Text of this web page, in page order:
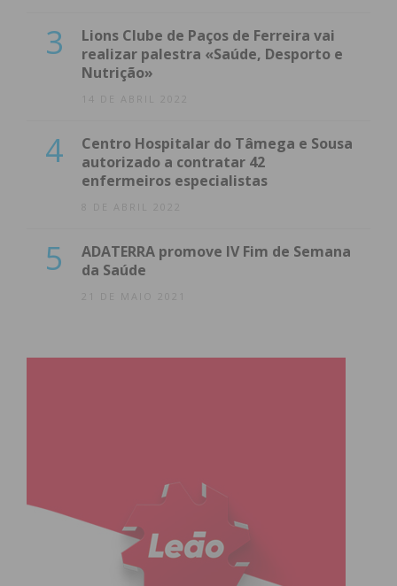
3
Lions Clube de Paços de Ferreira vai
realizar palestra «Saúde, Desporto e
Nutrição»
14 DE ABRIL 2022
4
Centro Hospitalar do Tâmega e Sousa
autorizado a contratar 42
enfermeiros especialistas
8 DE ABRIL 2022
5
ADATERRA promove IV Fim de Semana
da Saúde
21 DE MAIO 2021